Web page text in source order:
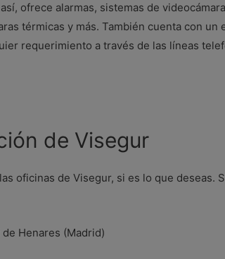
ofrece alarmas, sistemas de
térmicas y más. También cuenta con un
requerimiento a través de las líneas
de Visegur
oficinas de Visegur, si es lo que deseas.
Henares (Madrid)